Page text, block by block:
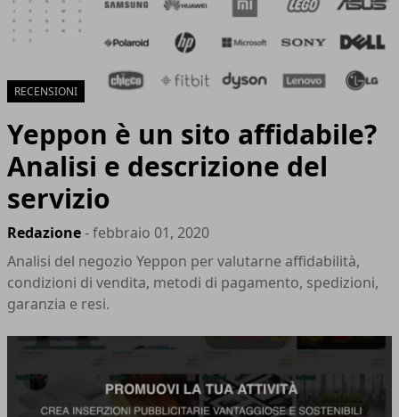
RECENSIONI
Yeppon è un sito affidabile?
Analisi e descrizione del
servizio
Redazione- febbraio 01, 2020
Analisi del negozio Yeppon per valutarne affidabilità,
condizioni di vendita, metodi di pagamento, spedizioni,
garanzia e resi.